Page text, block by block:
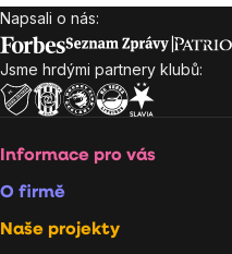
Zápatí
Napsali o nás:
Jsme hrdými partnery klubů:
Informace pro vás
O firmě
Naše projekty